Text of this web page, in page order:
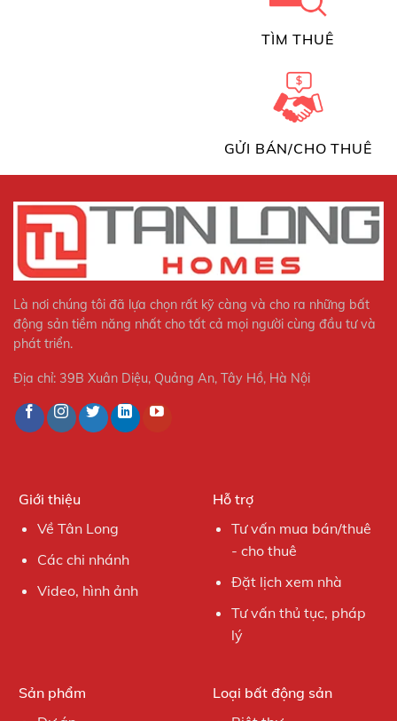
TÌM THUÊ
GỬI BÁN/CHO THUÊ
Là nơi chúng tôi đã lựa chọn rất kỹ càng và cho ra những bất
động sản tiềm năng nhất cho tất cả mọi người cùng đầu tư và
phát triển.
Địa chỉ: 39B Xuân Diệu, Quảng An, Tây Hồ, Hà Nội
Giới thiệu
Về Tân Long
Các chi nhánh
Video, hình ảnh
Hỗ trợ
Tư vấn mua bán/thuê
- cho thuê
Đặt lịch xem nhà
Tư vấn thủ tục, pháp
lý
Sản phẩm
Loại bất động sản